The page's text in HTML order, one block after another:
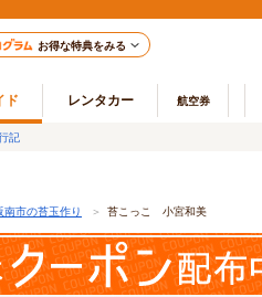
お得な特典をみる
ド レンタカー 航空券
記
南市の苔玉作り ＞ 苔こっこ 小宮和美